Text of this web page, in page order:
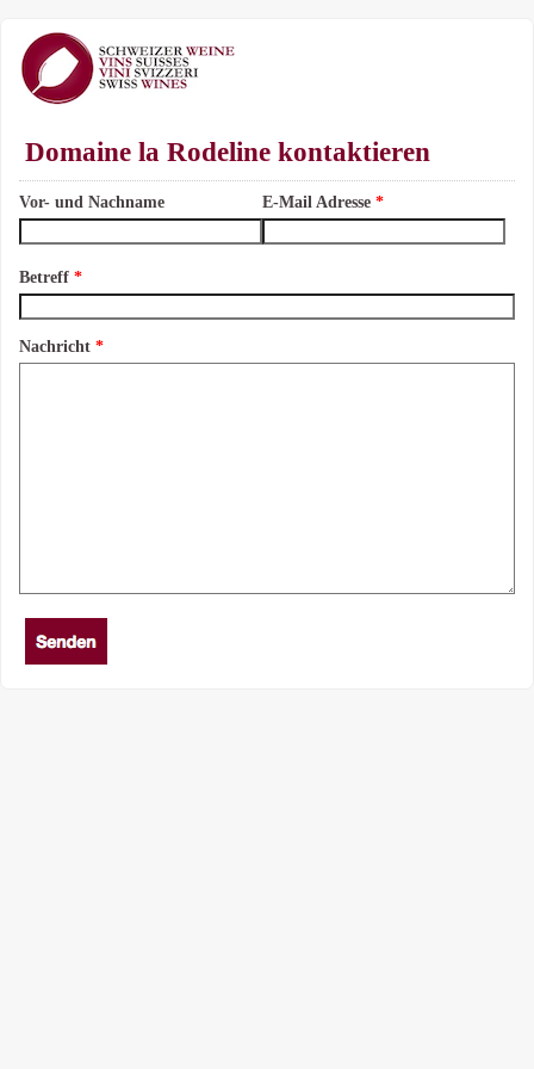
Domaine la Rodeline kontaktieren
Vor- und Nachname E-Mail Adresse *
Betreff *
Nachricht *